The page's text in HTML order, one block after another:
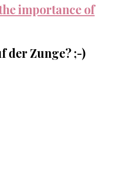
importance of
der Zunge? ;-)